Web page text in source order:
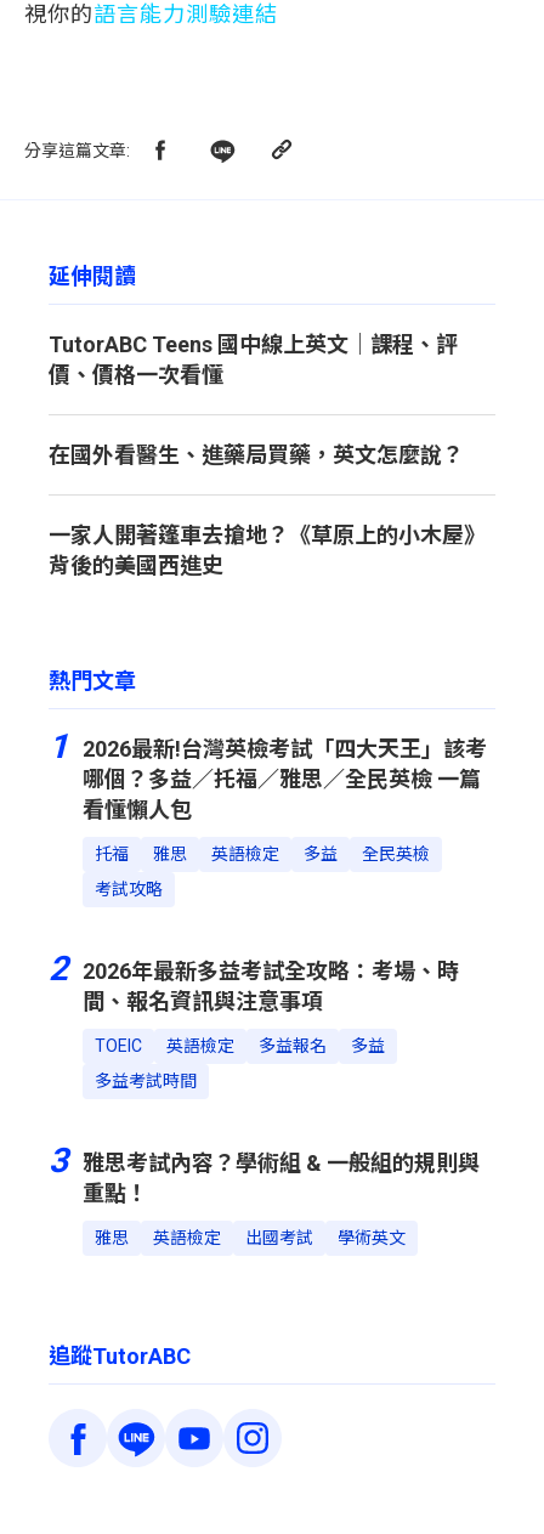
視你的語言能力測驗連結
分享這篇文章:
延伸閱讀
TutorABC Teens 國中線上英文｜課程、評
價、價格一次看懂
在國外看醫生、進藥局買藥，英文怎麼說？
一家人開著篷車去搶地？《草原上的小木屋》
背後的美國西進史
熱門文章
1
2026最新!台灣英檢考試「四大天王」該考
哪個？多益／托福／雅思／全民英檢 一篇
看懂懶人包
托福 雅思 英語檢定 多益
全民英檢
考試攻略
2
2026年最新多益考試全攻略：考場、時
間、報名資訊與注意事項
TOEIC 英語檢定 多益報名
多益
多益考試時間
3 雅思考試內容？學術組 & 一般組的規則與
重點！
雅思 英語檢定 出國考試 學術英文
追蹤TutorABC